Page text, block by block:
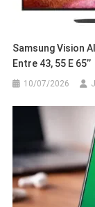
Samsung Vision
Entre 43, 55 E 65’’
10/07/2026